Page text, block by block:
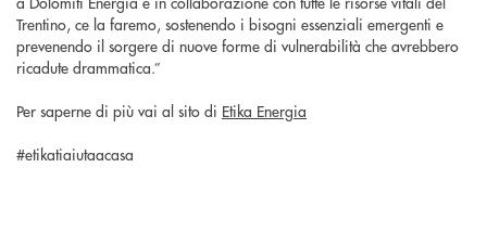
Trentino, ce la faremo, sostenendo i bisogni essenziali emergenti e
prevenendo il sorgere di nuove forme di vulnerabilità che avrebbero
ricadute drammatica.”
Per saperne di più vai al sito di Etika Energia
#etikatiaiutaacasa